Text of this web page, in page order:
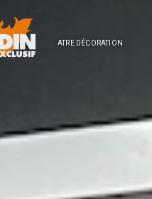
ATRE DÉCORATION